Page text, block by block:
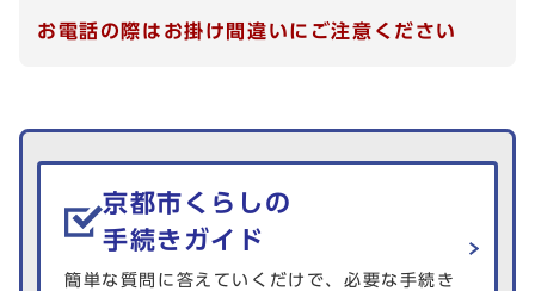
お電話の際はお掛け間違いにご注意ください
生活情報を探す
京都市くらしの
手続きガイド
簡単な質問に答えていくだけで、必要な手続き